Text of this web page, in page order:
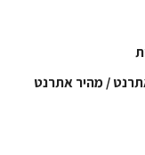
/ מהיר אתרנט